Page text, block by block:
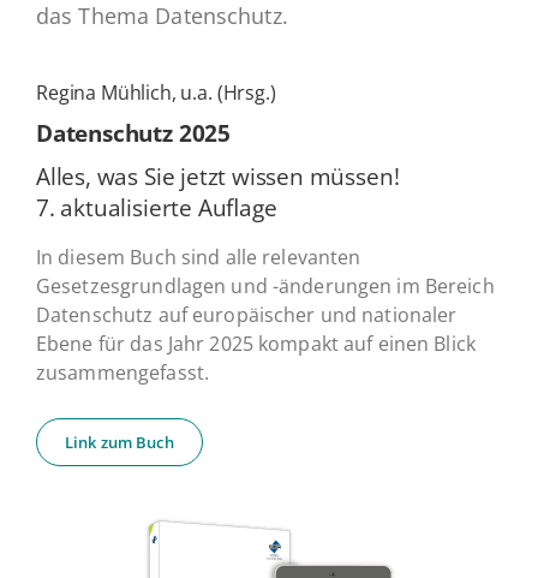
das Thema Datenschutz.
Regina Mühlich, u.a. (Hrsg.)
Daten­schutz 2025
Alles, was Sie jetzt wissen müssen!
7. ak­tua­li­sier­te Auflage
In diesem Buch sind alle relevanten
Gesetzesgrundlagen und -änderungen im Bereich
Datenschutz auf europäischer und nationaler
Ebene für das Jahr 2025 kompakt auf einen Blick
zusammengefasst.
Link zum Buch